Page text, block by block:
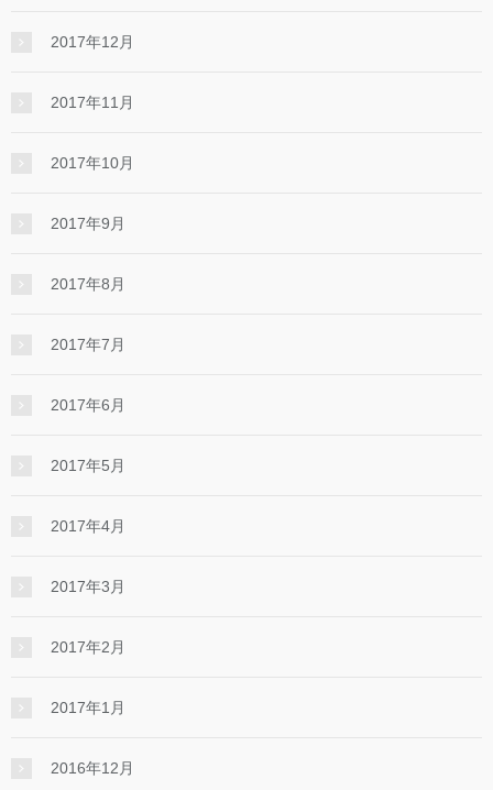
2017年12月
2017年11月
2017年10月
2017年9月
2017年8月
2017年7月
2017年6月
2017年5月
2017年4月
2017年3月
2017年2月
2017年1月
2016年12月